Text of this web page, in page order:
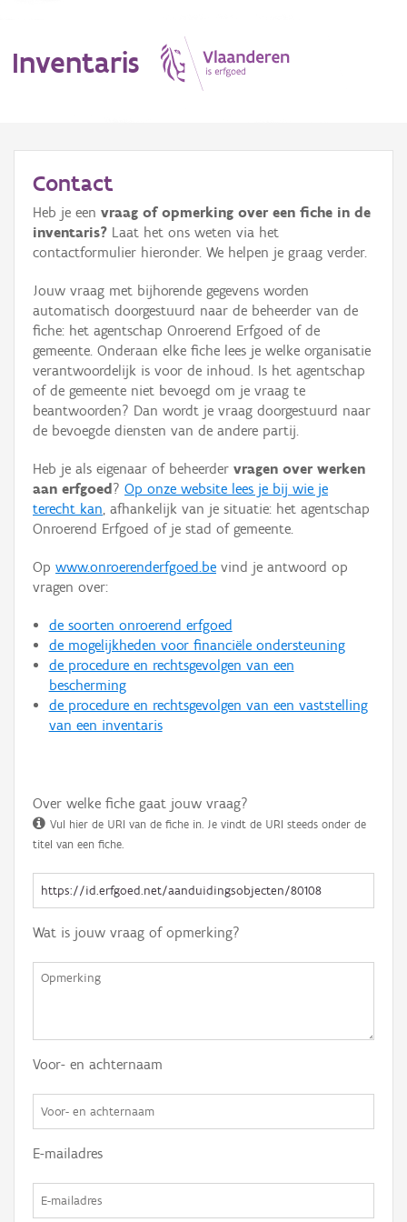
Inventaris
Erfgoedobject
Aanduidingsobject
Waarneming
Thema
Gebeurtenis
Persoon of collectief
Hergebruik
Aanmelden
Contact
Heb je een vraag of opmerking over een fiche in de
inventaris? Laat het ons weten via het
contactformulier hieronder. We helpen je graag verder.
Jouw vraag met bijhorende gegevens worden
automatisch doorgestuurd naar de beheerder van de
fiche: het agentschap Onroerend Erfgoed of de
gemeente. Onderaan elke fiche lees je welke organisatie
verantwoordelijk is voor de inhoud. Is het agentschap
of de gemeente niet bevoegd om je vraag te
beantwoorden? Dan wordt je vraag doorgestuurd naar
de bevoegde diensten van de andere partij.
Heb je als eigenaar of beheerder vragen over werken
aan erfgoed ? Op onze website lees je bij wie je
terecht kan, afhankelijk van je situatie: het agentschap
Onroerend Erfgoed of je stad of gemeente.
Op www.onroerenderfgoed.be vind je antwoord op
vragen over:
de soorten onroerend erfgoed
de mogelijkheden voor financiële ondersteuning
de procedure en rechtsgevolgen van een
bescherming
de procedure en rechtsgevolgen van een vaststelling
van een inventaris
Over welke fiche gaat jouw vraag?
Vul hier de URI van de fiche in. Je vindt de URI steeds onder de
titel van een fiche.
Wat is jouw vraag of opmerking?
Voor- en achternaam
E-mailadres